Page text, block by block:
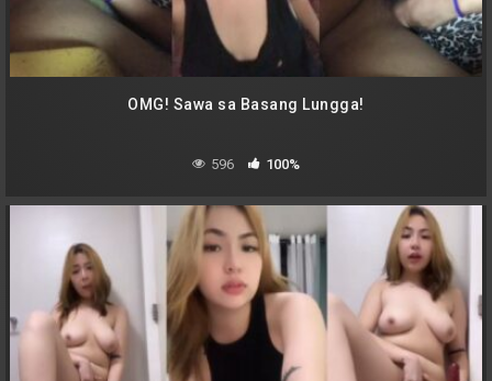
OMG! Sawa sa Basang Lungga!
596 100%